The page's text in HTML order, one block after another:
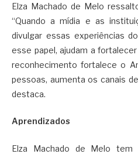
Elza Machado de Melo
“Quando a mídia e as
divulgar essas experiências
esse papel, ajudam a
reconhecimento fortalece o
pessoas, aumenta os canais
destaca.
Aprendizados
Elza Machado de Melo tem